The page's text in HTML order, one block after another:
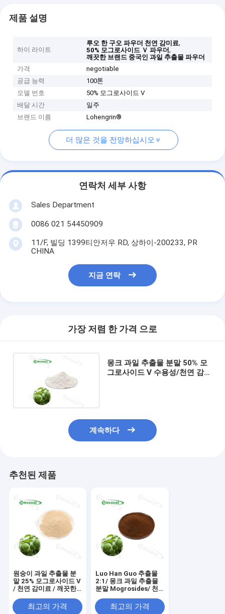
제품 설명
하이 라이트
루오 한 구오 파우더 천연 감미료,
50% 모그로사이드 Ｖ 파우더,
깨끗한 브랜드 중국인 과일 추출물 파우더
가격
negotiable
공급 능력
100톤
모델 번호
50% 모그로사이드 V
배달 시간
일주
브랜드 이름
Lohengrin®
더 많은 것을 전망하십시오
연락처 세부 사항
Sales Department
0086 021 54450909
11/F, 빌딩 1399티안저우 RD, 상하이-200233, PR
CHINA
지금 연락
가장 저렴 한 가격 으로
몽크 과일 추출물 분말 50% 모
그로사이드 V 수용성/천연 감미
계속하다
추천된 제품
원숭이 과일 추출물 분
말 25% 모그로사이드 V
/ 천연 감미료 / 깨끗한
최고의 가격
Luo Han Guo 추출물
2:1/ 몽크 과일 추출물
분말 Mogrosides/ 천
최고의 가격